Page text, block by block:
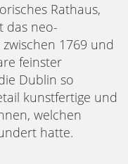
Rathaus,
das neo-
1769 und
feinster
Dublin so
kunstfertige und
welchen
hatte.